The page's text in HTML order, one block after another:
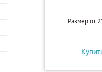
Размер от